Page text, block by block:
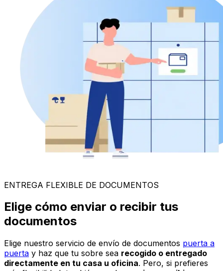
ENTREGA FLEXIBLE DE DOCUMENTOS
Elige cómo enviar o recibir tus
documentos
Elige nuestro servicio de envío de documentos puerta a
puerta y haz que tu sobre sea recogido o entregado
directamente en tu casa u oficina. Pero, si prefieres